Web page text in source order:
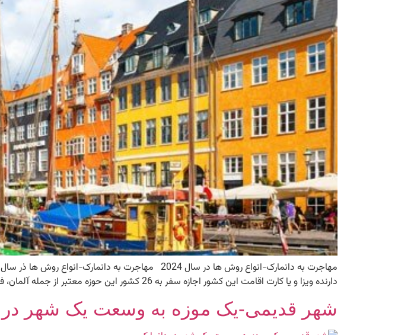
دارنده ویزا و یا کارت اقامت این کشور اجازه سفر به 26 کشور این حوزه معتبر از جمله آلمان، فرانسه، اسپانیا و پرتغال […]
شهر قدیمی-یک موزه به وسعت یک شهر در